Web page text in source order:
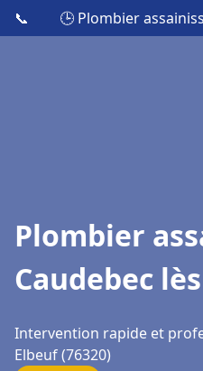
📞 🕒 Plombier
Plombier
Caudebec
Intervention rapide et
Elbeuf (76320)